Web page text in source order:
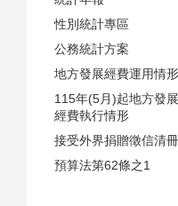
性別統計專區
公務統計方案
地方發展經費運用情形
115年(5月)起地方發展
經費執行情形
接受外界捐贈徵信清冊
預算法第62條之1